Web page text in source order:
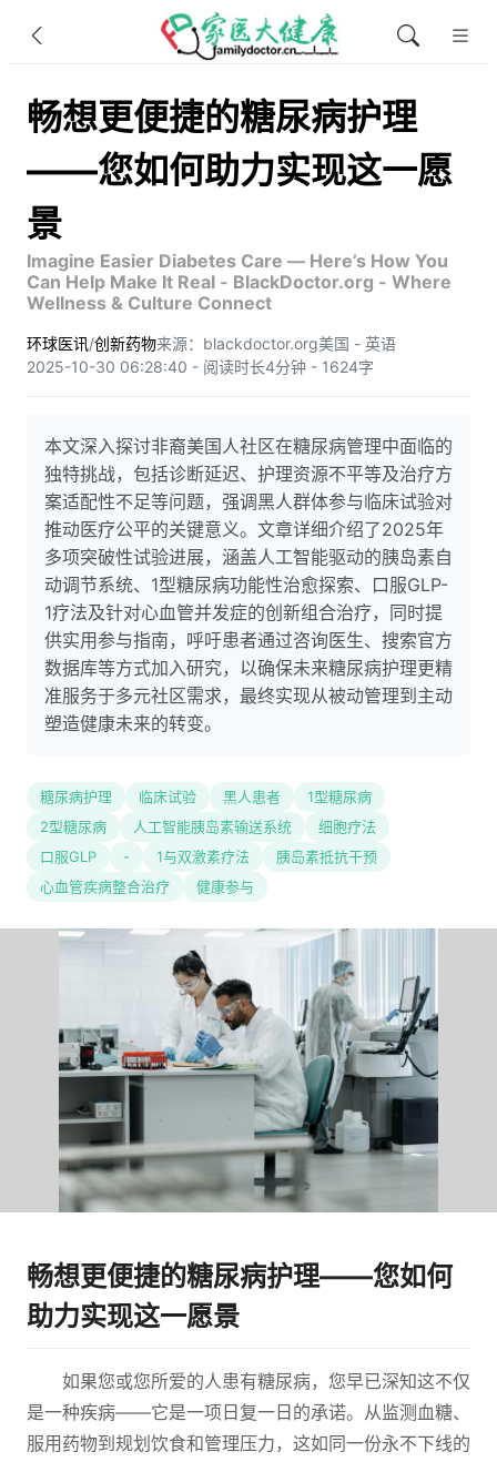
畅想更便捷的糖尿病护理
——您如何助力实现这一愿
景
Imagine Easier Diabetes Care — Here’s How You
Can Help Make It Real - BlackDoctor.org - Where
Wellness & Culture Connect
环球医讯/创新药物来源：blackdoctor.org美国 - 英语
2025-10-30 06:28:40 - 阅读时长4分钟 - 1624字
本文深入探讨非裔美国人社区在糖尿病管理中面临的
独特挑战，包括诊断延迟、护理资源不平等及治疗方
案适配性不足等问题，强调黑人群体参与临床试验对
推动医疗公平的关键意义。文章详细介绍了2025年
多项突破性试验进展，涵盖人工智能驱动的胰岛素自
动调节系统、1型糖尿病功能性治愈探索、口服GLP-
1疗法及针对心血管并发症的创新组合治疗，同时提
供实用参与指南，呼吁患者通过咨询医生、搜索官方
数据库等方式加入研究，以确保未来糖尿病护理更精
准服务于多元社区需求，最终实现从被动管理到主动
塑造健康未来的转变。
糖尿病护理 临床试验 黑人患者
1型糖尿病
2型糖尿病
人工智能胰岛素输送系统
细胞疗法
口服GLP
- 1与双激素疗法
胰岛素抵抗干预
心血管疾病整合治疗
健康参与
畅想更便捷的糖尿病护理——您如何
助力实现这一愿景
如果您或您所爱的人患有糖尿病，您早已深知这不仅
是一种疾病——它是一项日复一日的承诺。从监测血糖、
服用药物到规划饮食和管理压力，这如同一份永不下线的